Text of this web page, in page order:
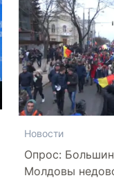
Новости
Опрос:
Молдовы